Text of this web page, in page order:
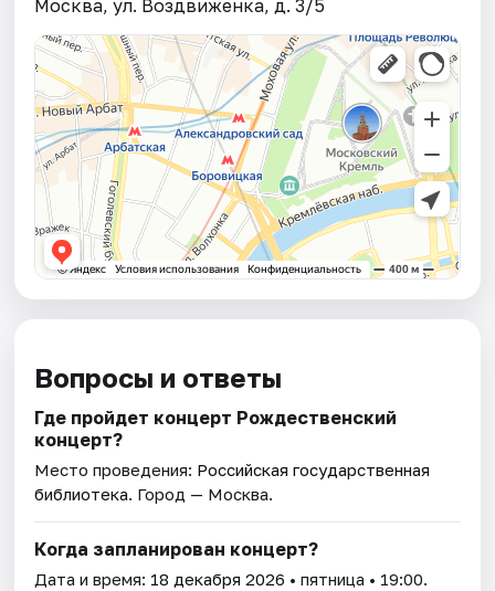
Москва, ул. Воздвиженка, д. 3/5
Вопросы и ответы
Где пройдет концерт Рождественский
концерт?
Место проведения: Российская государственная
библиотека. Город — Москва.
Когда запланирован концерт?
Дата и время: 18 декабря 2026 • пятница • 19:00.